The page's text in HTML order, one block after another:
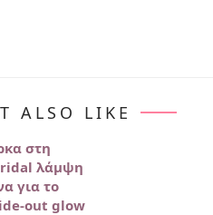
ALSO LIKE
στη
λάμψη
για το
out glow